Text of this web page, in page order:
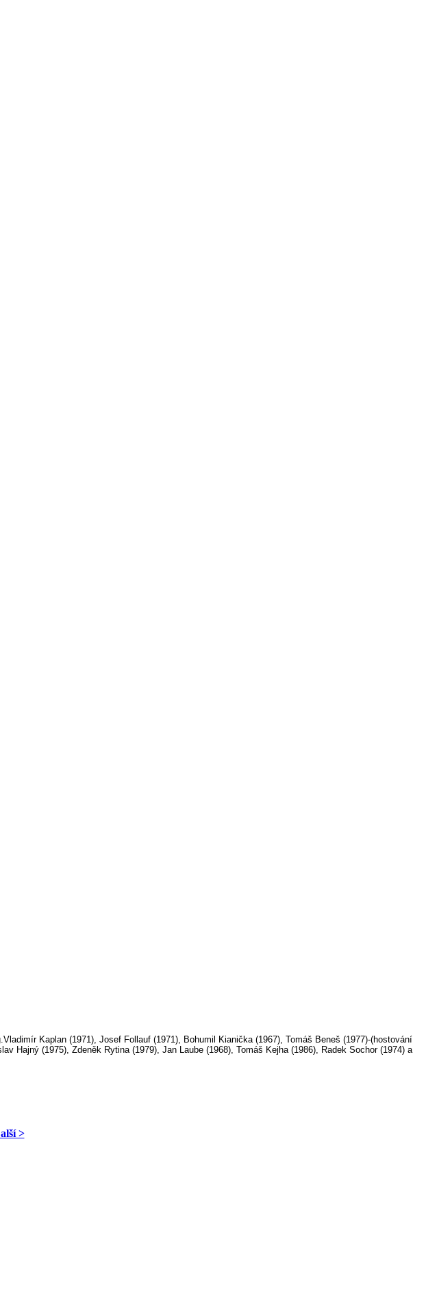
Kaplan (1971), Josef Follauf (1971), Bohumil Kianička (1967), Tomáš Beneš (1977)-(hostování
Hajný (1975), Zdeněk Rytina (1979), Jan Laube (1968), Tomáš Kejha (1986), Radek Sochor (1974) a
>